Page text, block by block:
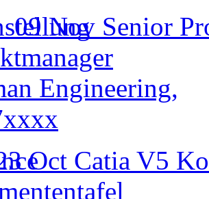
09 Nov Senior
Engineering,
Oct Catia V5